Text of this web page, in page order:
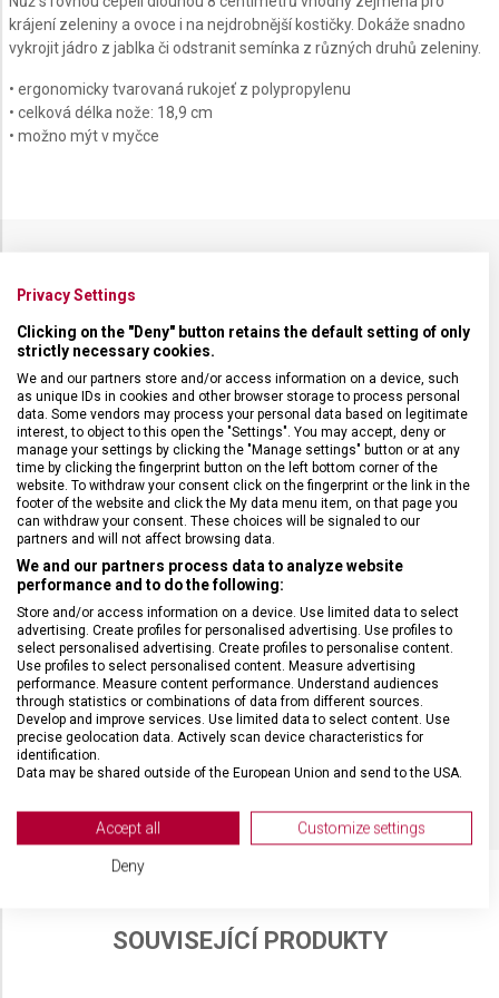
krájení zeleniny a ovoce i na nejdrobnější kostičky. Dokáže snadno
vykrojit jádro z jablka či odstranit semínka z různých druhů zeleniny.
• ergonomicky tvarovaná rukojeť z polypropylenu
• celková délka nože: 18,9 cm
• možno mýt v myčce
SPECIFIKACE PRODUKTU
DRUH ZBOŽÍ Kuchyňské vybavení
ZÁRUKA 24 měsíců
HMOTNOST 20 g
DÉLKA ČEPELE 8 cm
TYP OSTŘÍ Rovné
MATERIÁL RUKOJETI Polypropylen (PP)
BARVA Fialová
SOUVISEJÍCÍ PRODUKTY
Privacy Settings
Clicking on the "Deny" button retains the default setting of only
strictly necessary cookies.
We and our partners store and/or access information on a device, such
as unique IDs in cookies and other browser storage to process personal
data. Some vendors may process your personal data based on legitimate
interest, to object to this open the "Settings". You may accept, deny or
manage your settings by clicking the "Manage settings" button or at any
time by clicking the fingerprint button on the left bottom corner of the
website. To withdraw your consent click on the fingerprint or the link in the
footer of the website and click the My data menu item, on that page you
can withdraw your consent. These choices will be signaled to our
partners and will not affect browsing data.
We and our partners process data to analyze website
performance and to do the following:
Store and/or access information on a device. Use limited data to select
advertising. Create profiles for personalised advertising. Use profiles to
select personalised advertising. Create profiles to personalise content.
Use profiles to select personalised content. Measure advertising
performance. Measure content performance. Understand audiences
through statistics or combinations of data from different sources.
Develop and improve services. Use limited data to select content. Use
precise geolocation data. Actively scan device characteristics for
identification.
Data may be shared outside of the European Union and send to the USA.
View Partner List (2 IAB Vendors)
We use your data for the following purposes:
Accept all Customize settings
Deny